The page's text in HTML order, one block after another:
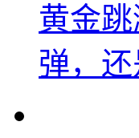
黄金
弹，